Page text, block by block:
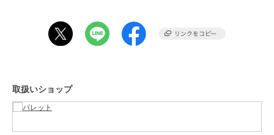
一緒に過ごしませんか？
AppStore、GooglePlayから「ハナノヒBe」と検索でアプリをダウン
ロード出来ます。
この商品は無料ギフトサービスの対象商品です
取扱いショップ